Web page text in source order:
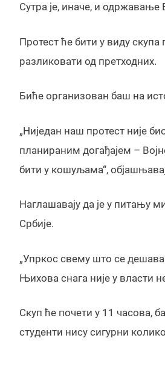
Сутра је, иначе, и одржавање
Протест ће бити у виду
разликовати од претходних.
Биће организован баш на
„Ниједан наш протест није
планираним догађајем –
бити у кошуљама“,
Наглашавају да је у питању
Србије.
„Упркос свему што се
Њихова снага није у власти
Скуп ће почети у 11 часова,
студенти нису сигурни